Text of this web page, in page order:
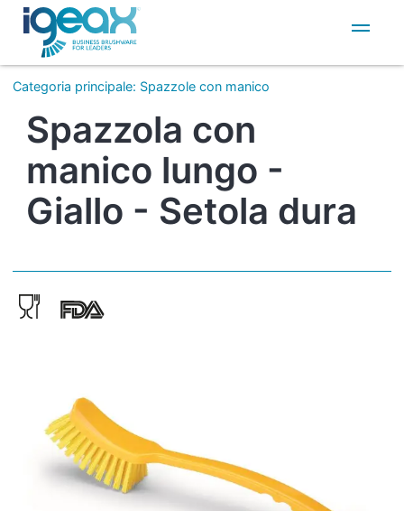
IT
EN
Categoria principale: Spazzole con manico
Spazzola con
manico lungo -
Giallo - Setola dura